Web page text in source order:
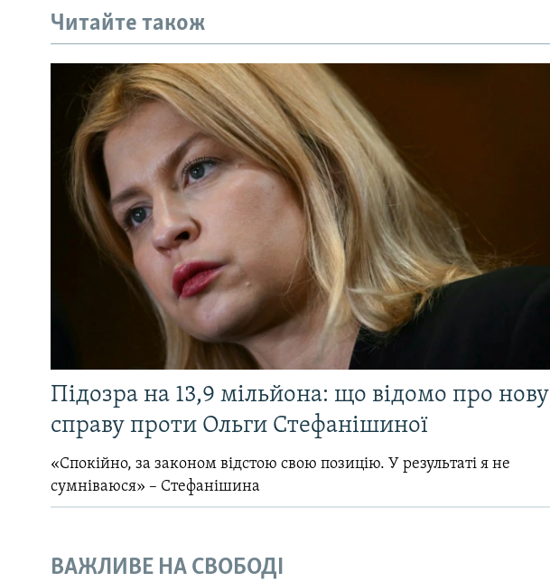
Читайте також
Підозра на 13,9 мільйона: що відомо про нову
справу проти Ольги Стефанішиної
«Спокійно, за законом відстою свою позицію. У результаті я не
сумніваюся» – Стефанішина
ВАЖЛИВЕ НА СВОБОДІ